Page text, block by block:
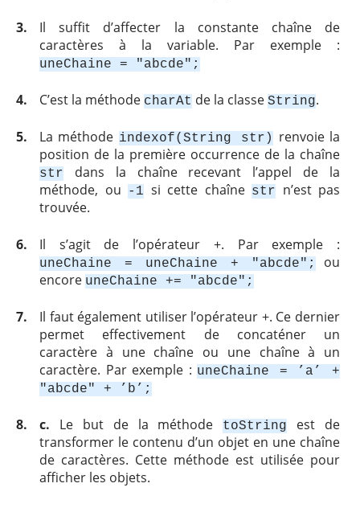
3.
Il suffit d’affecter la constante chaîne de
caractères à la variable. Par exemple :
uneChaine = "abcde";
4. C’est la méthode charAt de la classe String.
5. La méthode indexof(String str)
renvoie la
position de la première occurrence de la chaîne
str
dans la chaîne recevant l’appel de la
méthode, ou
-1 si cette chaîne str
n’est pas
trouvée.
6. Il s’agit de l’opérateur +. Par exemple :
uneChaine = uneChaine + "abcde";
ou
encore uneChaine += "abcde";
7.
Il faut également utiliser l’opérateur +. Ce dernier
permet effectivement de concaténer un
caractère à une chaîne ou une chaîne à un
caractère. Par exemple :uneChaine = ’a’ +
"abcde" + ’b’;
8. c. Le but de la méthodetoString
est de
transformer le contenu d’un objet en une chaîne
de caractères. Cette méthode est utilisée pour
afficher les objets.